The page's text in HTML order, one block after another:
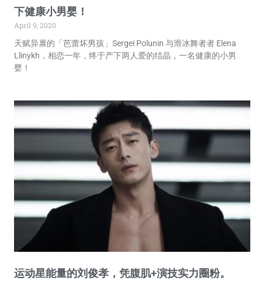
下健康小男婴！
April 9, 2020
天赋异禀的「芭蕾坏男孩」Sergei Polunin 与滑冰舞者者 Elena
Llinykh，相恋一年，终于产下两人爱的结晶，一名健康的小男
婴！
运动星能量的刘俊孝，凭腹肌+演技实力圈粉。